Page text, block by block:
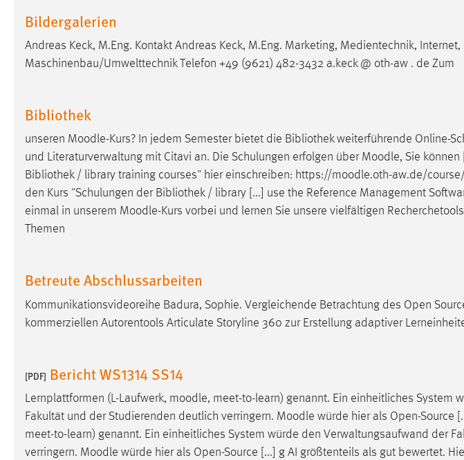
Bildergalerien
Andreas Keck, M.Eng. Kontakt Andreas Keck, M.Eng. Marketing, Medientechnik,
Maschinenbau/Umwelttechnik Telefon +49 (9621) 482-3432 a.keck @ oth-aw . de Zum
Bibliothek
unseren Moodle-Kurs? In jedem Semester bietet die Bibliothek weiterführende Online-
und Literaturverwaltung mit Citavi an. Die Schulungen erfolgen über Moodle, Sie
Bibliothek / library training courses" hier einschreiben: https://moodle.oth-aw.de/
den Kurs "Schulungen der Bibliothek / library [...] use the Reference Management
einmal in unserem Moodle-Kurs vorbei und lernen Sie unsere vielfältigen
Themen
Betreute Abschlussarbeiten
Kommunikationsvideoreihe Badura, Sophie. Vergleichende Betrachtung des Open
kommerziellen Autorentools Articulate Storyline 360 zur Erstellung adaptiver
[PDF] Bericht WS1314 SS14
Lernplattformen (L-Laufwerk, moodle, meet-to-learn) genannt. Ein einheitliches System
Fakultät und der Studierenden deutlich verringern. Moodle würde hier als Open-Source
meet-to-learn) genannt. Ein einheitliches System würde den Verwaltungsaufwand der
verringern. Moodle würde hier als Open-Source [...] g AI größtenteils als gut bewertet.
Name:
Zweck:
Dieser Cookie ist notwendig um sich an
der Website einloggen zu können.
STATISTIK
Statistik Cookies erfassen Informationen anonym.
Diese Informationen helfen uns zu verstehen, wie
unsere Besucher unsere Website nutzen.
Cookie Laufzeit: Max. 13 Monate
MARKETING
Marketing Cookies werden von Drittanbietern
verwendet, um personalisierte Werbung anzuzeigen.
Sie tun dies, indem sie Besucher über Websites
hinweg verfolgen.